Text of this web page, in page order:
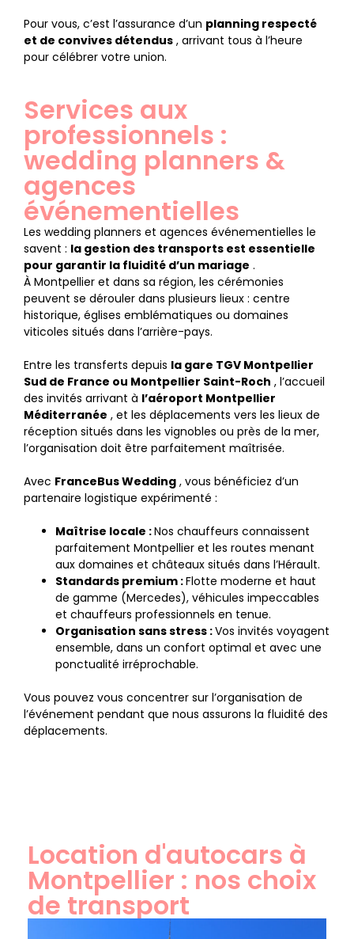
Pour vous, c’est l’assurance d’un planning respecté
et de convives détendus , arrivant tous à l’heure
pour célébrer votre union.
Services aux
professionnels :
wedding planners &
agences
événementielles
Les wedding planners et agences événementielles le
savent : la gestion des transports est essentielle
pour garantir la fluidité d’un mariage .
À Montpellier et dans sa région, les cérémonies
peuvent se dérouler dans plusieurs lieux : centre
historique, églises emblématiques ou domaines
viticoles situés dans l’arrière-pays.
Entre les transferts depuis la gare TGV Montpellier
Sud de France ou Montpellier Saint-Roch , l’accueil
des invités arrivant à l’aéroport Montpellier
Méditerranée , et les déplacements vers les lieux de
réception situés dans les vignobles ou près de la mer,
l’organisation doit être parfaitement maîtrisée.
Avec FranceBus Wedding , vous bénéficiez d’un
partenaire logistique expérimenté :
Maîtrise locale :Nos chauffeurs connaissent
parfaitement Montpellier et les routes menant
aux domaines et châteaux situés dans l’Hérault.
Standards premium :Flotte moderne et haut
de gamme (Mercedes), véhicules impeccables
et chauffeurs professionnels en tenue.
Organisation sans stress :Vos invités voyagent
ensemble, dans un confort optimal et avec une
ponctualité irréprochable.
Vous pouvez vous concentrer sur l’organisation de
l’événement pendant que nous assurons la fluidité des
déplacements.
Location d'autocars à
Montpellier : nos choix
de transport